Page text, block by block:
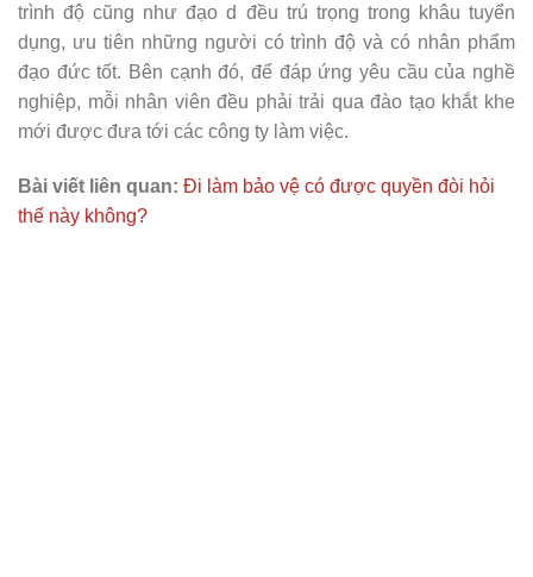
trình độ cũng như đạo d đều trú trọng trong khâu tuyển
dụng, ưu tiên những người có trình độ và có nhân phẩm
đạo đức tốt. Bên cạnh đó, để đáp ứng yêu cầu của nghề
nghiệp, mỗi nhân viên đều phải trải qua đào tạo khắt khe
mới được đưa tới các công ty làm việc.
Bài viết liên quan: Đi làm bảo vệ có được quyền đòi hỏi
thế này không?